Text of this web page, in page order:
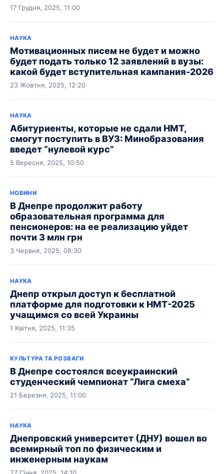
17 Грудня, 2025, 11:00
НАУКА
Мотивационных писем не будет и можно
будет подать только 12 заявлений в вузы:
какой будет вступительная кампания-2026
23 Жовтня, 2025, 12:20
НАУКА
Абитуриенты, которые не сдали НМТ,
смогут поступить в ВУЗ: Минобразования
введет “нулевой курс”
5 Вересня, 2025, 10:50
НОВИНИ
В Днепре продолжит работу
образовательная программа для
пенсионеров: на ее реализацию уйдет
почти 3 млн грн
3 Червня, 2025, 08:30
НАУКА
Днепр открыл доступ к бесплатной
платформе для подготовки к НМТ-2025
учащимся со всей Украины
1 Квітня, 2025, 11:35
КУЛЬТУРА ТА РОЗВАГИ
В Днепре состоялся всеукраинский
студенческий чемпионат “Лига смеха”
21 Березня, 2025, 11:00
НАУКА
Днепровский университет (ДНУ) вошел во
всемирный топ по физическим и
инженерным наукам